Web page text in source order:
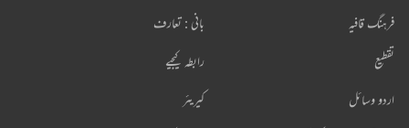
فرہنگ قافیہ
تقطیع
اردو وسائل
بانی : تعارف
رابطہ کیجیے
کیریئر